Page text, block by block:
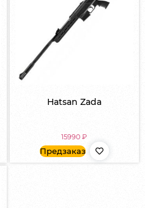
Hatsan Zada
15990₽
Предзаказ